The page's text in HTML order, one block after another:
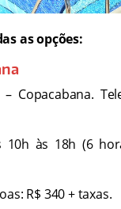
as opções:
Copacabana.
10h às 18h (6
R$ 340 + taxas.